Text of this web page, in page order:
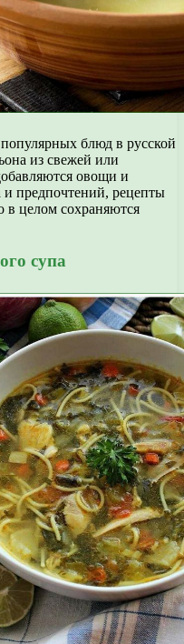
блюд в русской
из свежей или
овощи и
и предпочтений, рецепты
в целом сохраняются
супа